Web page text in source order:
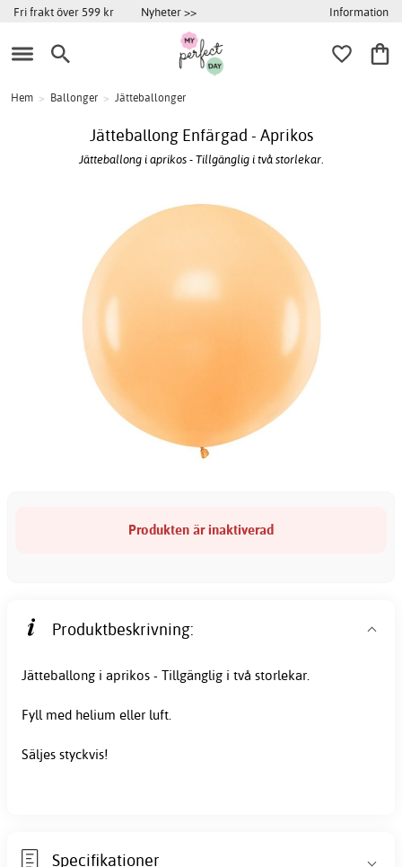
Fri frakt över 599 kr Nyheter >> Information
Hem > Ballonger > Jätteballonger
Jätteballong Enfärgad - Aprikos
Jätteballong i aprikos - Tillgänglig i två storlekar.
Produkten är inaktiverad
Produktbeskrivning:
Jätteballong i aprikos - Tillgänglig i två storlekar.
Fyll med helium eller luft.
Säljes styckvis!
Specifikationer